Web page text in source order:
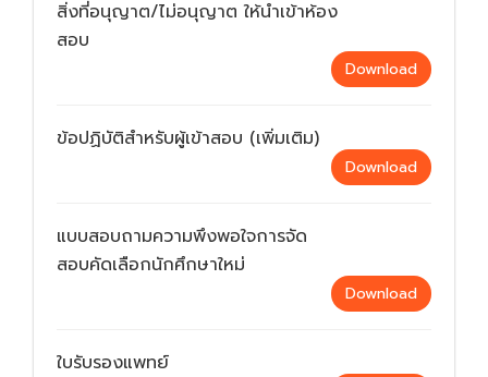
สิ่งที่อนุญาต/ไม่อนุญาต ให้นำเข้าห้อง
สอบ
Download
ข้อปฏิบัติสำหรับผู้เข้าสอบ (เพิ่มเติม)
Download
แบบสอบถามความพึงพอใจการจัด
สอบคัดเลือกนักศึกษาใหม่
Download
ใบรับรองแพทย์